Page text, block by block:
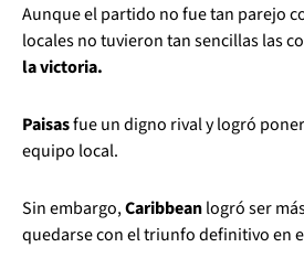
Aunque el partido no fue tan parejo
locales no tuvieron tan sencillas las
la victoria.
Paisasfue un digno rival y logró
equipo local.
Sin embargo,Caribbeanlogró ser
quedarse con el triunfo definitivo en